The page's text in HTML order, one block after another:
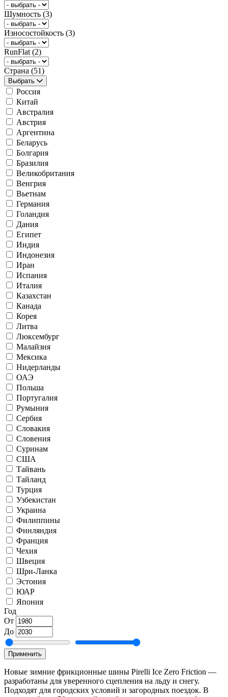
Шумность (3)
Износостойкость (3)
RunFlat (2)
Страна (51)
Выбрать
Россия
Китай
Австралия
Австрия
Аргентина
Беларусь
Болгария
Бразилия
Великобритания
Венгрия
Вьетнам
Германия
Голандия
Дания
Египет
Индия
Индонезия
Иран
Испания
Италия
Казахстан
Канада
Корея
Литва
Люксембург
Малайзия
Мексика
Нидерланды
ОАЭ
Польша
Португалия
Румыния
Сербия
Словакия
Словения
Суринам
США
Тайвань
Тайланд
Турция
Узбекистан
Украина
Филиппины
Финляндия
Франция
Чехия
Швеция
Шри-Ланка
Эстония
ЮАР
Япония
Год
От
До
Применить
Новые зимние фрикционные шины Pirelli Ice Zero Friction —
разработаны для уверенного сцепления на льду и снегу.
Подходят для городских условий и загородных поездок. В